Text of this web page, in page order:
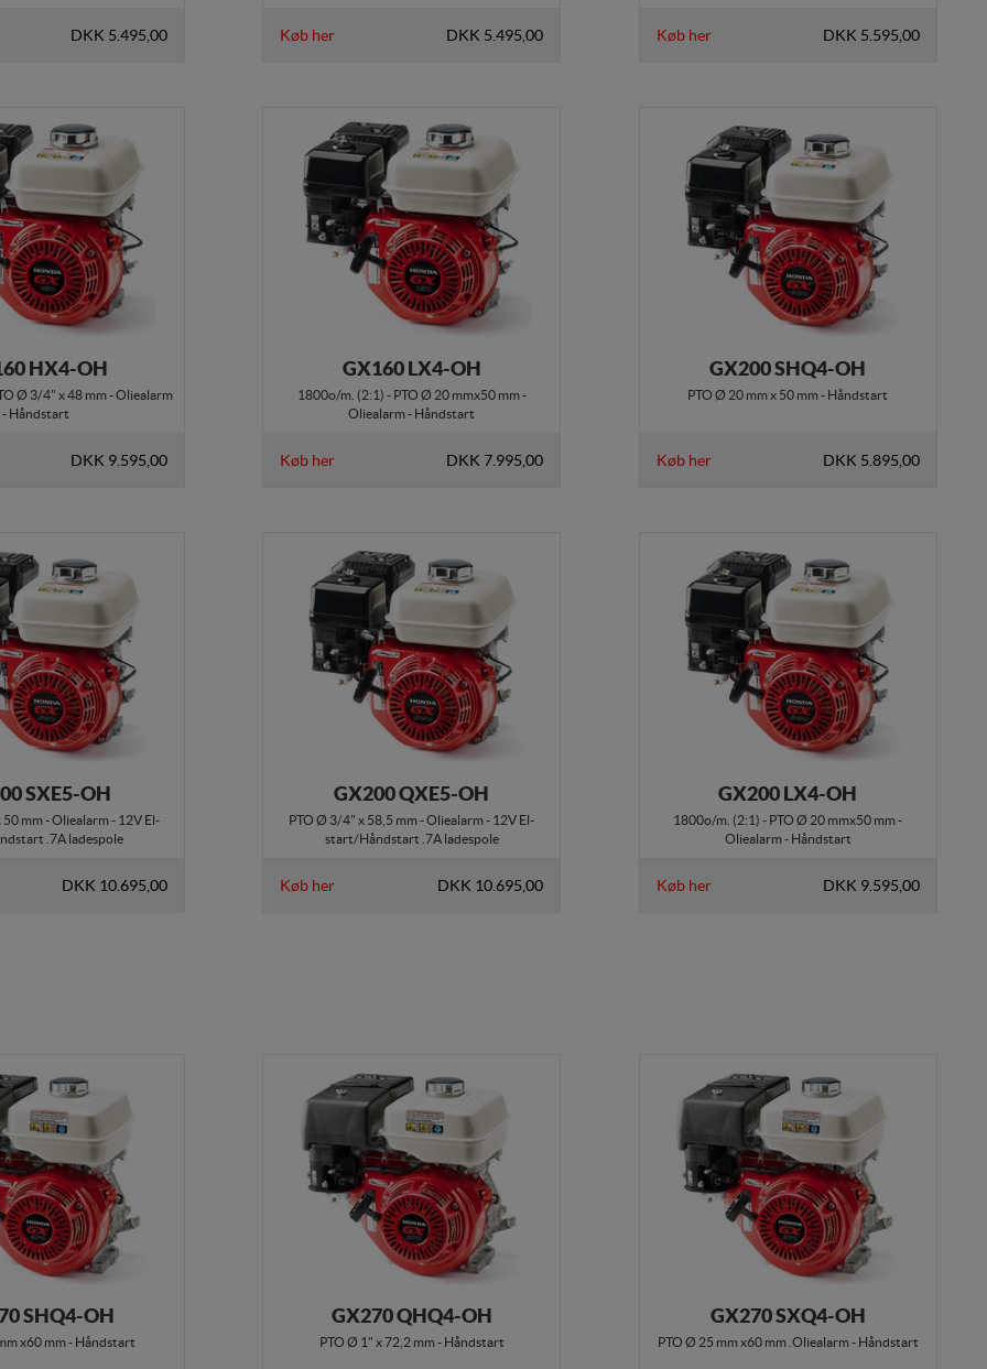
DKK 5.495,00 Køb her DKK 5.495,00 Køb her DKK 5.595,00
HX4-OH
Ø 3/4" x 48 mm - Oliealarm
- Håndstart
DKK 9.595,00
GX160 LX4-OH
1800o/m. (2:1) - PTO Ø 20 mmx50 mm -
Oliealarm - Håndstart
Køb her DKK 7.995,00
GX200 SHQ4-OH
PTO Ø 20 mm x 50 mm - Håndstart
Køb her DKK 5.895,00
SXE5-OH
mm - Oliealarm - 12V El-
.7A ladespole
DKK 10.695,00
GX200 QXE5-OH
PTO Ø 3/4" x 58,5 mm - Oliealarm - 12V El-
start/Håndstart .7A ladespole
Køb her DKK 10.695,00
GX200 LX4-OH
1800o/m. (2:1) - PTO Ø 20 mmx50 mm -
Oliealarm - Håndstart
Køb her DKK 9.595,00
SHQ4-OH
x60 mm - Håndstart
GX270 QHQ4-OH
PTO Ø 1" x 72,2 mm - Håndstart
GX270 SXQ4-OH
PTO Ø 25 mm x60 mm .Oliealarm - Håndstart